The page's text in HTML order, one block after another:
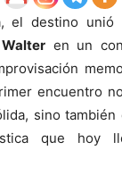
el destino unió
en un
encuentro
sino
que hoy